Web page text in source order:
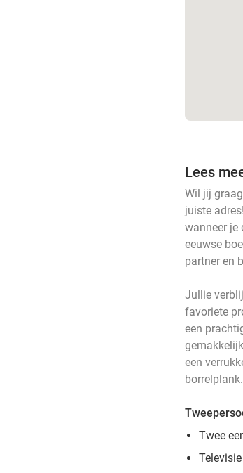
Lees
Wil jij
juiste
wanneer je
eeuwse
partner en
Jullie
favoriete
een
een
Twee
Televisie